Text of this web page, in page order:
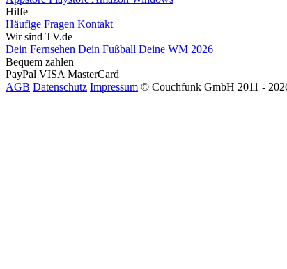
Hilfe
Häufige Fragen Kontakt
Wir sind TV.de
Dein Fernsehen Dein Fußball Deine WM 2026
Bequem zahlen
PayPal VISA MasterCard
AGB Datenschutz Impressum © Couchfunk GmbH 2011 -